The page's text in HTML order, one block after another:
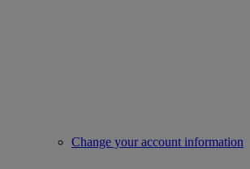
Change your account information